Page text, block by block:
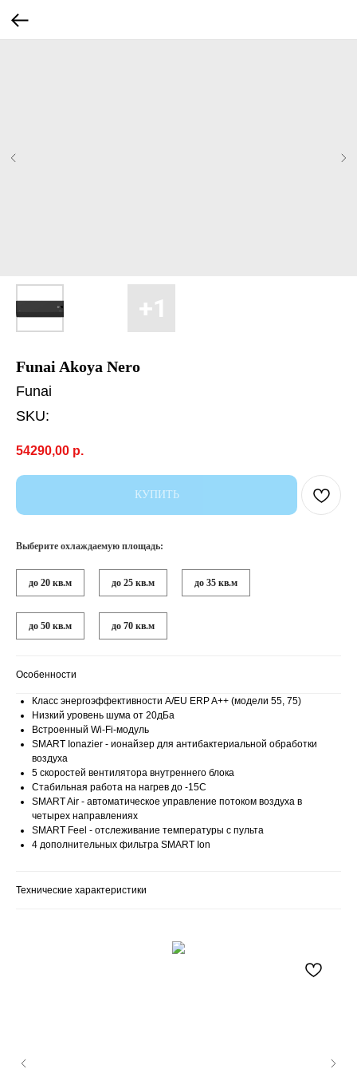
Funai Akoya Nero
Funai
SKU:
54290,00 р.
КУПИТЬ
Выберите охлаждаемую площадь:
до 20 кв.м до 25 кв.м до 35 кв.м
до 50 кв.м до 70 кв.м
Особенности
Класс энергоэффективности А/EU ERP A++ (модели 55, 75)
Низкий уровень шума от 20дБа
Встроенный Wi-Fi-модуль
SMART Ionazier - ионайзер для антибактериальной обработки
воздуха
5 скоростей вентилятора внутреннего блока
Стабильная работа на нагрев до -15С
SMART Air - автоматическое управление потоком воздуха в
четырех направлениях
SMART Feel - отслеживание температуры с пульта
4 дополнительных фильтра SMART Ion
Технические характеристики